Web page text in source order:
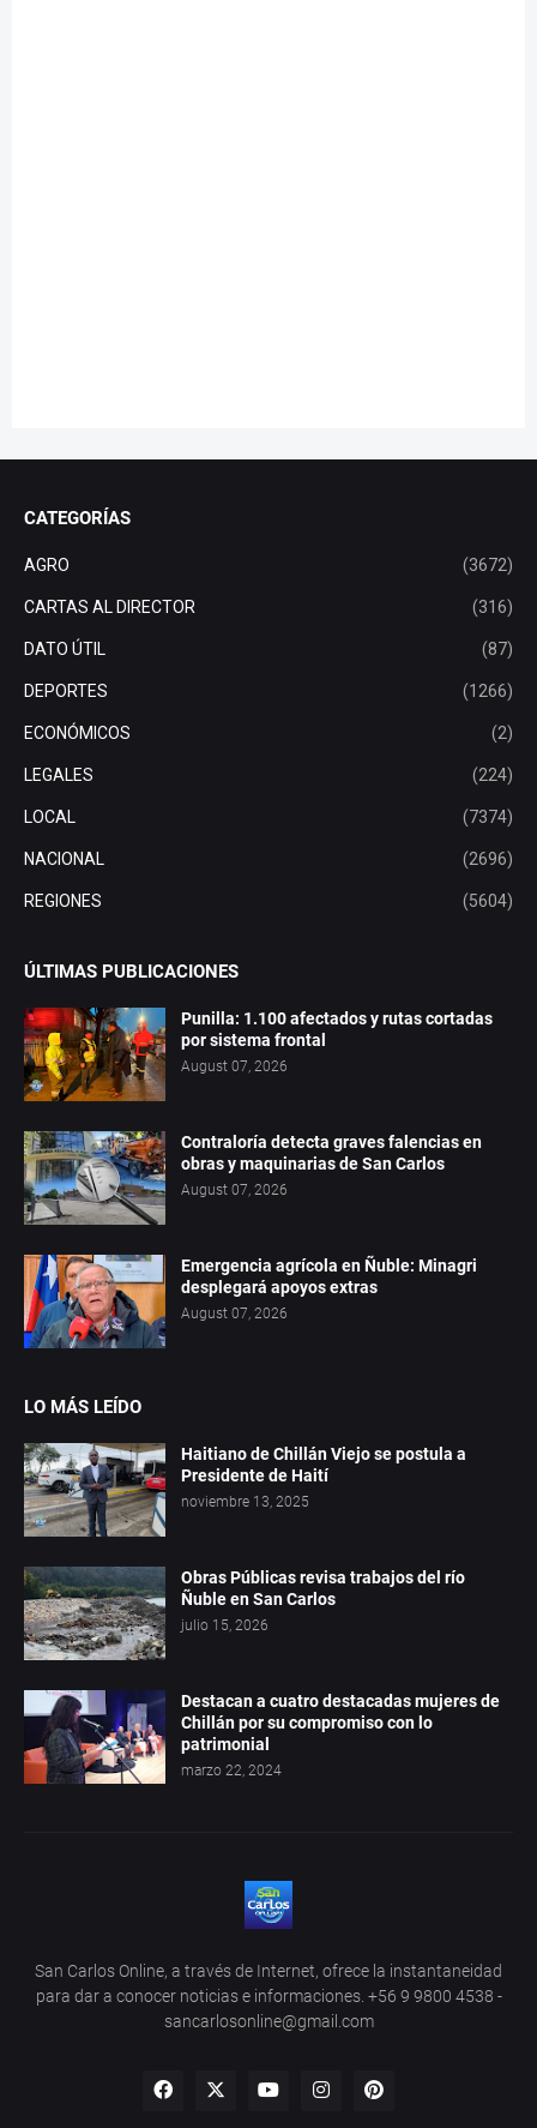
CATEGORÍAS
AGRO (3672)
CARTAS AL DIRECTOR (316)
DATO ÚTIL (87)
DEPORTES (1266)
ECONÓMICOS (2)
LEGALES (224)
LOCAL (7374)
NACIONAL (2696)
REGIONES (5604)
ÚLTIMAS PUBLICACIONES
Punilla: 1.100 afectados y rutas cortadas
por sistema frontal
August 07, 2026
Contraloría detecta graves falencias en
obras y maquinarias de San Carlos
August 07, 2026
Emergencia agrícola en Ñuble: Minagri
desplegará apoyos extras
August 07, 2026
LO MÁS LEÍDO
Haitiano de Chillán Viejo se postula a
Presidente de Haití
noviembre 13, 2025
Obras Públicas revisa trabajos del río
Ñuble en San Carlos
julio 15, 2026
Destacan a cuatro destacadas mujeres de
Chillán por su compromiso con lo
patrimonial
marzo 22, 2024
San Carlos Online, a través de Internet, ofrece la instantaneidad
para dar a conocer noticias e informaciones. +56 9 9800 4538 -
sancarlosonline@gmail.com